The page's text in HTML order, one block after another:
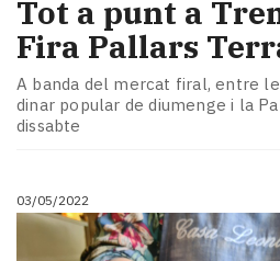
Tot a punt a
Fira Pallars
A banda del mercat firal, entre
dinar popular de diumenge i la
dissabte
03/05/2022